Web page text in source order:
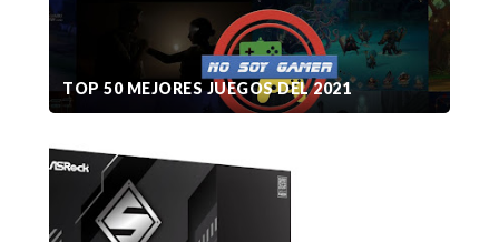
TOP 50 MEJORES JUEGOS DEL 2021